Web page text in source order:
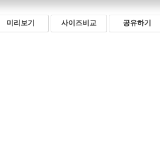
미리보기 사이즈비교 공유하기